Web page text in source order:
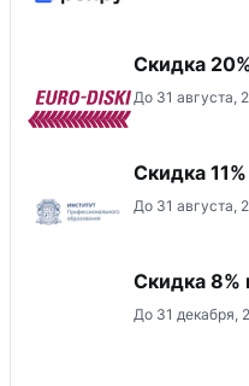
Скидка
До 31 августа,
Скидка
До 31 августа,
Скидка 8%
До 31 декабря,